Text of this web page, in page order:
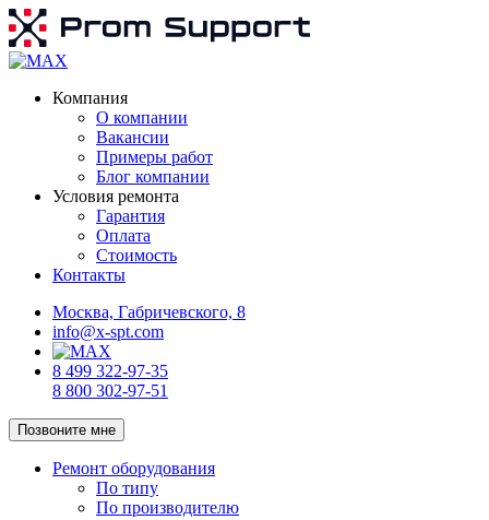
Компания
О компании
Вакансии
Примеры работ
Блог компании
Условия ремонта
Гарантия
Оплата
Стоимость
Контакты
Москва, Габричевского, 8
info@x-spt.com
8 499 322-97-35
8 800 302-97-51
Позвоните мне
Ремонт оборудования
По типу
По производителю